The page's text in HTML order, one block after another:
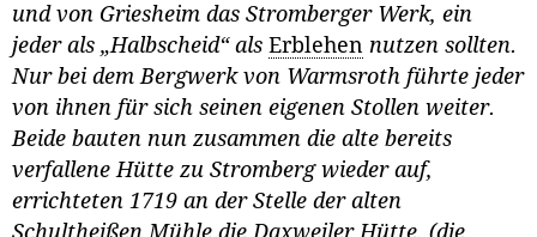
und von Griesheim das Stromberger Werk, ein
jeder als „Halbscheid“ als Erblehen nutzen sollten.
Nur bei dem Bergwerk von Warmsroth führte jeder
von ihnen für sich seinen eigenen Stollen weiter.
Beide bauten nun zusammen die alte bereits
verfallene Hütte zu Stromberg wieder auf,
errichteten 1719 an der Stelle der alten
Schultheißen Mühle die Daxweiler Hütte, (die